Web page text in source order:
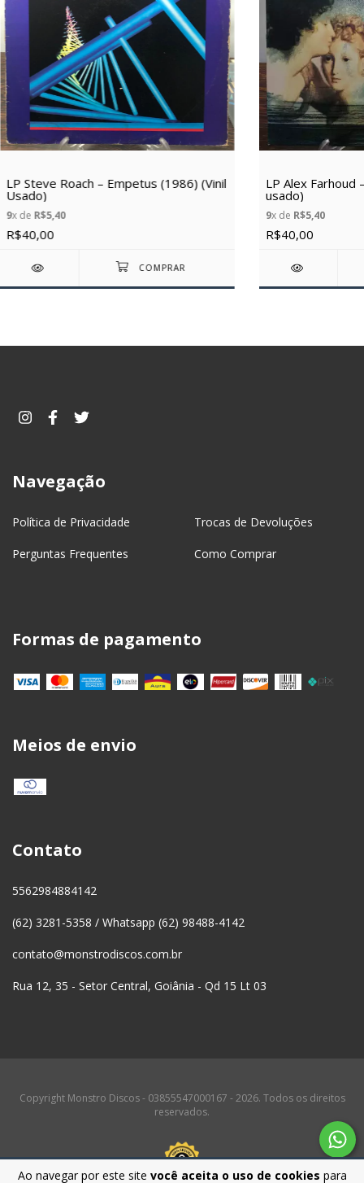
Ao navegar por este site você aceita o uso de cookies para
LP Steve Roach – Empetus (1986) (Vinil
Usado)
9x de R$5,40
R$40,00
LP Alex Farhoud
usado)
9x de R$5,40
R$40,00
Navegação
Política de Privacidade Trocas de Devoluções
Perguntas Frequentes Como Comprar
Formas de pagamento
Meios de envio
Contato
5562984884142
(62) 3281-5358 / Whatsapp (62) 98488-4142
contato@monstrodiscos.com.br
Rua 12, 35 - Setor Central, Goiânia - Qd 15 Lt 03
Copyright Monstro Discos - 03855547000167 - 2026. Todos os direitos
reservados.